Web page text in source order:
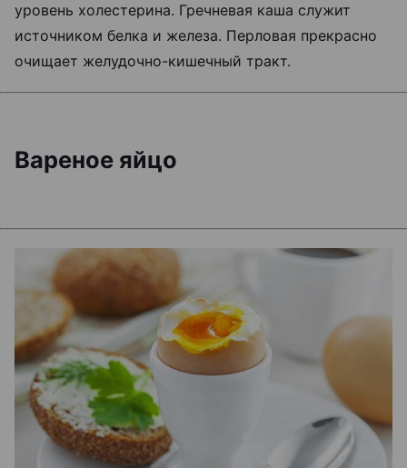
уровень холестерина. Гречневая каша служит
источником белка и железа. Перловая прекрасно
очищает желудочно-кишечный тракт.
Вареное яйцо